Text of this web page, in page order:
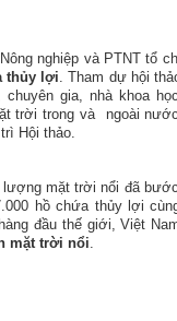
nghiệp và PTNT tổ
thủy lợi .Tham dự hội
chuyên gia, nhà khoa
trời trong và ngoài
Hội thảo.
mặt trời nổi đã
hồ chứa thủy lợi
đầu thế giới, Việt
mặt trời nổi